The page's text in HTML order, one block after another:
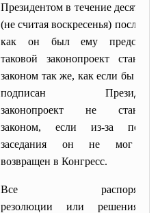
Президентом в течение десяти
(не считая воскресенья) после
как он был ему
таковой законопроект
законом так же, как если бы он
подписан
законопроект не
законом, если из-за
заседания он не мог
возвращен в Конгресс.
Все
резолюции или решения,